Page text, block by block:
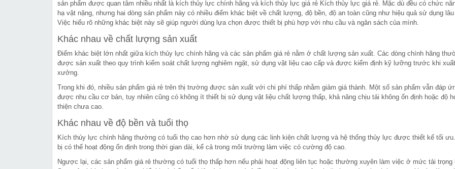
sản phẩm được quan tâm nhiều nhất là kích thủy lực chính hãng và kích thủy lực giá rẻ Kích thủy lực giá rẻ. Mặc dù đều có chức
hạ vật nặng, nhưng hai dòng sản phẩm này có nhiều điểm khác biệt về chất lượng, độ bền, độ an toàn cũng như hiệu quả sử dụng lâu
Việc hiểu rõ những khác biệt này sẽ giúp người dùng lựa chọn được thiết bị phù hợp với nhu cầu và ngân sách của mình.
Khác nhau về chất lượng sản xuất
Điểm khác biệt lớn nhất giữa kích thủy lực chính hãng và các sản phẩm giá rẻ nằm ở chất lượng sản xuất. Các dòng chính hãng
được sản xuất theo quy trình kiểm soát chất lượng nghiêm ngặt, sử dụng vật liệu cao cấp và được kiểm định kỹ lưỡng trước khi xuất
xưởng.
Trong khi đó, nhiều sản phẩm giá rẻ trên thị trường được sản xuất với chi phí thấp nhằm giảm giá thành. Một số sản phẩm vẫn đáp
được nhu cầu cơ bản, tuy nhiên cũng có không ít thiết bị sử dụng vật liệu chất lượng thấp, khả năng chịu tải không ổn định hoặc độ
thiện chưa cao.
Khác nhau về độ bền và tuổi thọ
Kích thủy lực chính hãng thường có tuổi thọ cao hơn nhờ sử dụng các linh kiện chất lượng và hệ thống thủy lực được thiết kế tối
bị có thể hoạt động ổn định trong thời gian dài, kể cả trong môi trường làm việc có cường độ cao.
Ngược lại, các sản phẩm giá rẻ thường có tuổi thọ thấp hơn nếu phải hoạt động liên tục hoặc thường xuyên làm việc ở mức tải trọng